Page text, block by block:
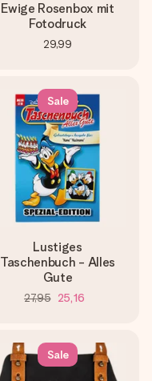
Ewige Rosenbox mit
Fotodruck
29,99
Sale
Lustiges
Taschenbuch - Alles
Gute
27,95 25,16
Sale